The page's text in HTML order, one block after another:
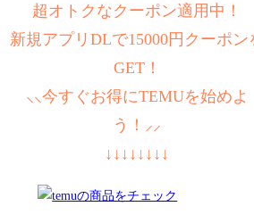
超オトクなクーポン適用中！
新規アプリDLで15000円クーポン
GET！
⸜⸜今すぐお得にTEMUを始めよ
う！⸝⸝
↓↓↓↓↓↓↓↓